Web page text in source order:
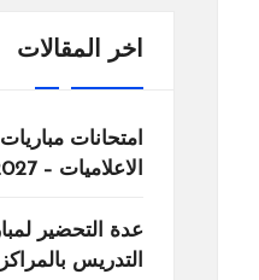
اخر المقالات
امتحانات
الاعلاميات – 2026/2027
عدة التحضير
التدريس